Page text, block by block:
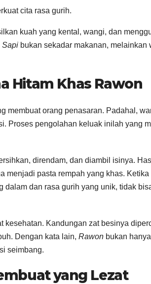
cita rasa gurih.
kuah yang kental, wangi, dan
Sapi bukan sekadar makanan, melainkan
Hitam Khas Rawon
membuat orang penasaran. Padahal,
Proses pengolahan keluak inilah yang
direndam, dan diambil isinya.
menjadi pasta rempah yang khas.
dalam dan rasa gurih yang unik, tidak
kesehatan. Kandungan zat besinya
Dengan kata lain, Rawon bukan
seimbang.
yang Lezat